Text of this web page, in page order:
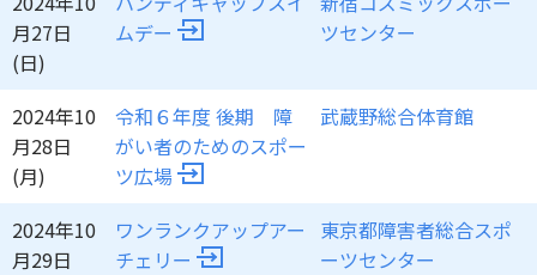
月27日
(日)
ムデー
ツセンター
2024年10
月28日
(月)
令和６年度 後期 障
がい者のためのスポー
ツ広場
武蔵野総合体育館
2024年10
月29日
ワンランクアップアー
チェリー
東京都障害者総合スポ
ーツセンター